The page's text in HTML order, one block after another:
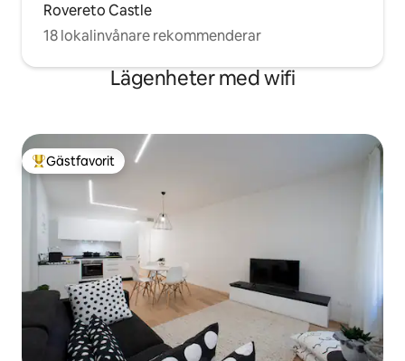
Rovereto Castle
18 lokalinvånare rekommenderar
Lägenheter med wifi
Populär gästfavorit
Gästfavorit